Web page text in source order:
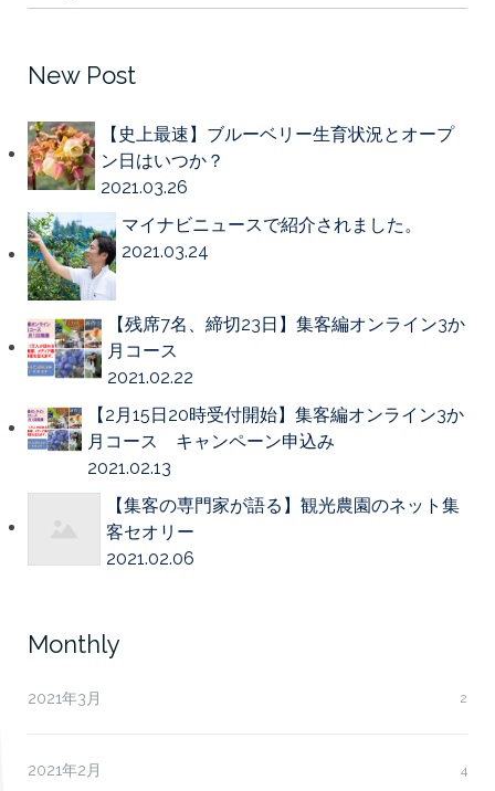
New Post
【史上最速】ブルーベリー生育状況とオープ
ン日はいつか？
2021.03.26
マイナビニュースで紹介されました。
2021.03.24
【残席7名、締切23日】集客編オンライン3か
月コース
2021.02.22
【2月15日20時受付開始】集客編オンライン3か
月コース キャンペーン申込み
2021.02.13
【集客の専門家が語る】観光農園のネット集
客セオリー
2021.02.06
Monthly
2021年3月 2
2021年2月 4